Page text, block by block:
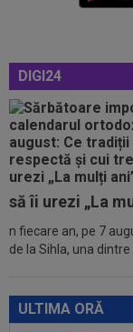
DIGI24
să îi urezi „La
n fiecare an, pe 7
de la Sihla, una dintre
ULTIMA ORĂ
Toni
09:31
FCSB i-a
Drăguș
09:12
David
”Paris îmi poartă
09:11 EXCLUSIV
Pițurcă și i-a dat
10:12
Verdict
FCSB are nevoie
Levadiakos